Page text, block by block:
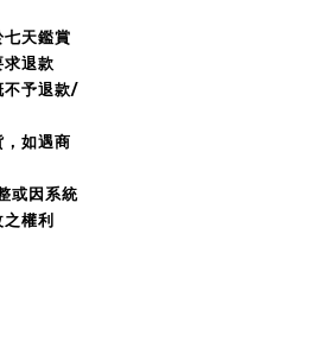
天鑑賞
退款
不予退款/
如遇商
或因系統
權利